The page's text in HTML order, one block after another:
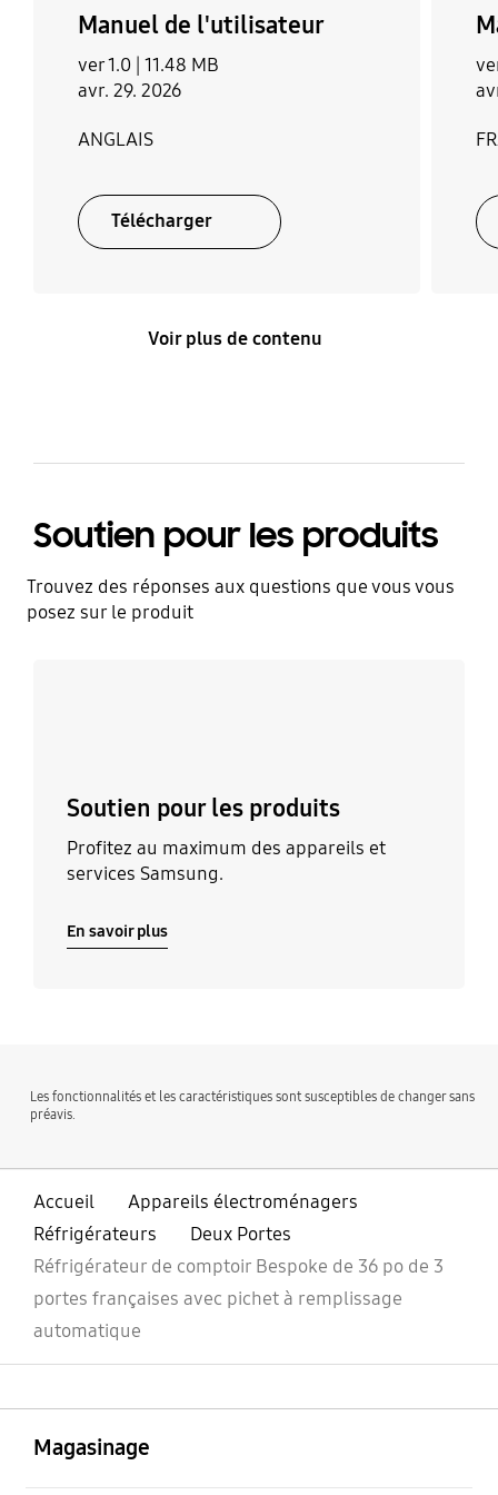
Manuel de l'utilisateur
ver 1.0 | 11.48 MB
avr. 29. 2026
ANGLAIS
Télécharger
Voir plus de contenu
Soutien pour les produits
Trouvez des réponses aux questions que vous vous
posez sur le produit
Soutien pour les produits
Profitez au maximum des appareils et
services Samsung.
En savoir plus
Les fonctionnalités et les caractéristiques sont susceptibles de changer sans
préavis.
Accueil
Appareils électroménagers
Réfrigérateurs
Deux Portes
Réfrigérateur de comptoir Bespoke de 36 po de 3
portes françaises avec pichet à remplissage
automatique
Magasinage